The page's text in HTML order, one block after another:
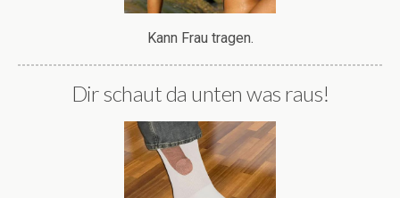
Kann Frau tragen.
Dir schaut da unten was raus!